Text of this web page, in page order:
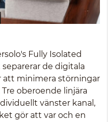
Fully Isolated
de digitala
att minimera störningar
oberoende linjära
vänster kanal,
gör att var och en